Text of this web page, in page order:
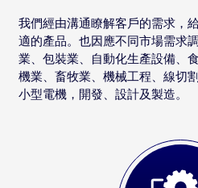
我們經由溝通瞭解客戶的需求，
適的產品。也因應不同市場需求
業、包裝業、自動化生產設備、
機業、畜牧業、機械工程、線切
小型電機，開發、設計及製造。